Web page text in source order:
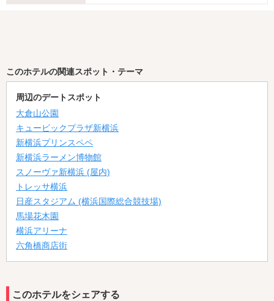
このホテルの関連スポット・テーマ
周辺のデートスポット
大倉山公園
キュービックプラザ新横浜
新横浜プリンスペペ
新横浜ラーメン博物館
スノーヴァ新横浜 (屋内)
トレッサ横浜
日産スタジアム (横浜国際総合競技場)
馬場花木園
横浜アリーナ
六角橋商店街
このホテルをシェアする